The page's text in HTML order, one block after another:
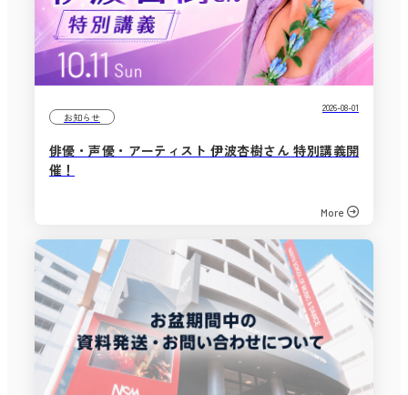
お知らせ
2026-08-01
俳優・声優・アーティスト 伊波杏樹さん 特別講義開
催！
More